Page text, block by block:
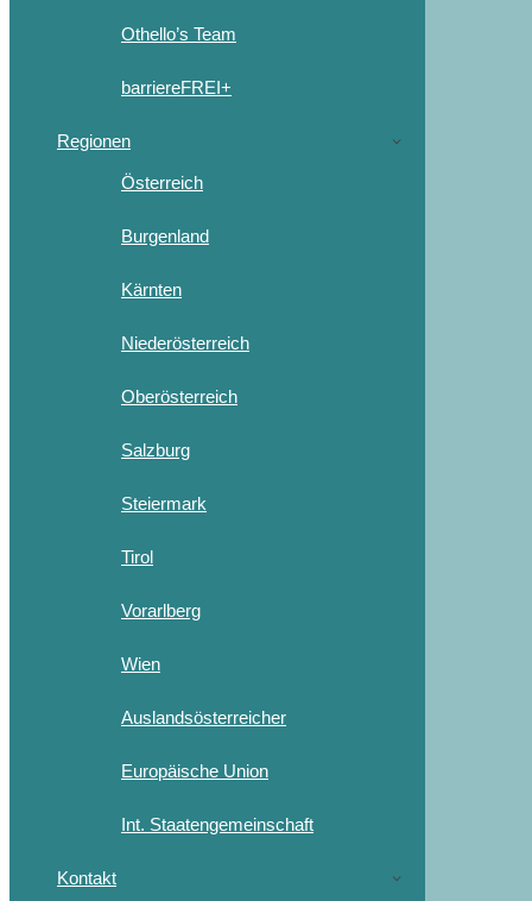
Othello’s Team
barriereFREI+
Regionen
Österreich
Burgenland
Kärnten
Niederösterreich
Oberösterreich
Salzburg
Steiermark
Tirol
Vorarlberg
Wien
Auslandsösterreicher
Europäische Union
Int. Staatengemeinschaft
Kontakt